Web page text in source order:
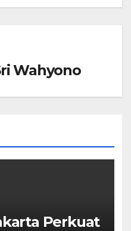
Wahyono
Perkuat